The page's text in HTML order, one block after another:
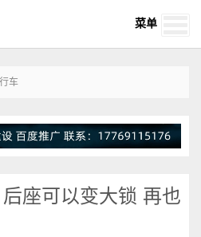
菜单
车
座可以变大锁 再也